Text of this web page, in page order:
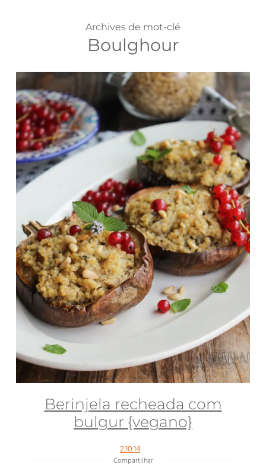
Archives de mot-clé
Boulghour
Berinjela recheada com
bulgur {vegano}
2.10.14
Compartilhar